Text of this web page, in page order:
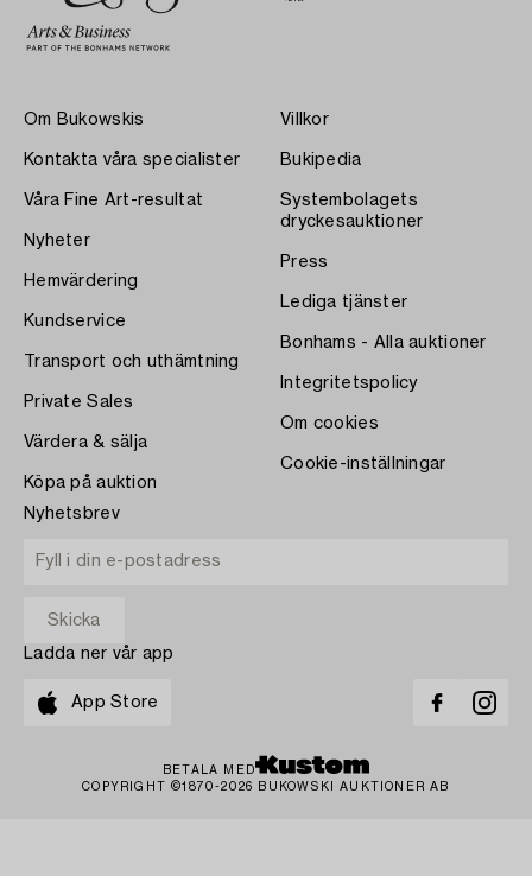
Om Bukowskis
Kontakta våra specialister
Våra Fine Art-resultat
Nyheter
Hemvärdering
Kundservice
Transport och uthämtning
Private Sales
Värdera & sälja
Köpa på auktion
Villkor
Bukipedia
Systembolagets
dryckesauktioner
Press
Lediga tjänster
Bonhams - Alla auktioner
Integritetspolicy
Om cookies
Cookie-inställningar
Nyhetsbrev
Ladda ner vår app
App Store
BETALA MED
COPYRIGHT ©1870-2026 BUKOWSKI AUKTIONER AB